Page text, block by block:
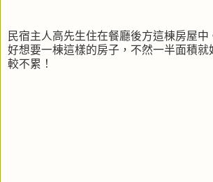
民宿主人高先生住在餐廳後方這棟房屋中
好想要一棟這樣的房子，不然一半面積就
較不累！